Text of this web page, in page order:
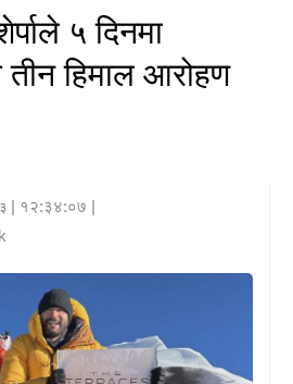
५ दिनमा
तीन हिमाल आरोहण
| १२:३४:०७ |